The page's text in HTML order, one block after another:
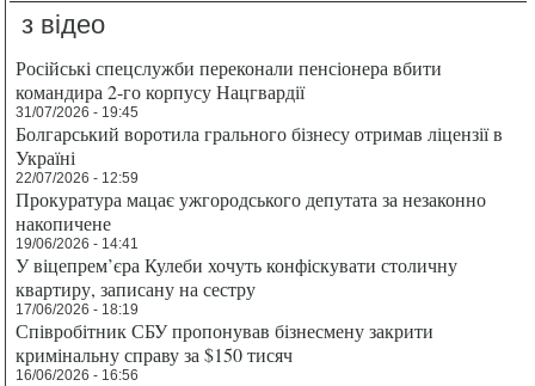
з відео
Російські спецслужби переконали пенсіонера вбити
командира 2-го корпусу Нацгвардії
31/07/2026 - 19:45
Болгарський воротила грального бізнесу отримав ліцензії в
Україні
22/07/2026 - 12:59
Прокуратура мацає ужгородського депутата за незаконно
накопичене
19/06/2026 - 14:41
У віцепрем’єра Кулеби хочуть конфіскувати столичну
квартиру, записану на сестру
17/06/2026 - 18:19
Співробітник СБУ пропонував бізнесмену закрити
кримінальну справу за $150 тисяч
16/06/2026 - 16:56